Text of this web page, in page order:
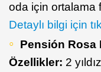
oda için ortalama
Detaylı bilgi için
Pensión Rosa
Özellikler: 2